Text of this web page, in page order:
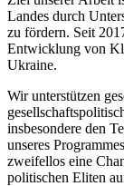
Landes durch
zu fördern. Seit
Entwicklung von
Ukraine.
Wir unterstützen
insbesondere den
unseres
zweifellos eine
politischen Eliten